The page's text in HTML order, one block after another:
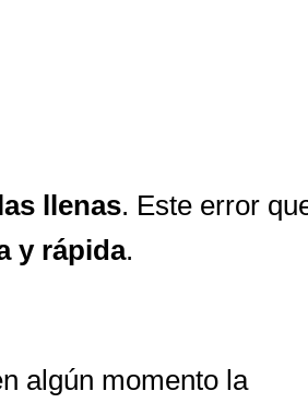
llenas. Este error
y rápida.
algún momento la